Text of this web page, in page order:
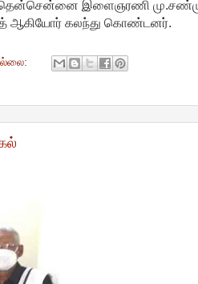
இளைஞரணி
ஆகியோர் கலந்து கொண்டனர்.